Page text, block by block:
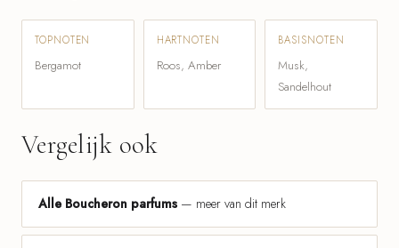
TOPNOTEN
Bergamot
HARTNOTEN
Roos, Amber
BASISNOTEN
Musk,
Sandelhout
Vergelijk ook
Alle Boucheron parfums — meer van dit merk